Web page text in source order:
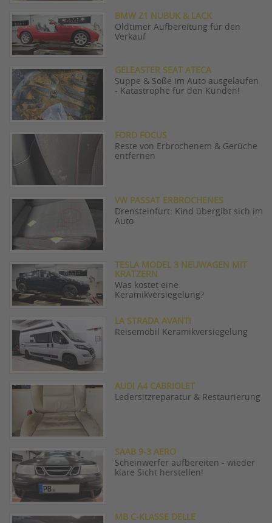
BMW Z1 NUBUK & LACK
Oldtimer Aufbereitung für den
Verkauf
GELEASTER SEAT ATECA
Suppe & Soße im Auto ausgelaufen
- Katastrophe für den Kunden!
FORD FOCUS
Reste von Erbrochenem & Gerüche
entfernen
VW PASSAT ERBROCHENES
Drensteinfurt: Kind übergibt sich im
Auto
TESLA MODEL 3 NEUWAGEN MIT
KRATZERN
Was kostet eine
Keramikversiegelung?
LA STRADA AVANTI
Reisemobil Keramikversiegelung
AUDI A4 CABRIOLET
Ledersitzreparatur & Restaurierung
SAAB 9-3 AERO
Scheinwerfer aufbereiten - wieder
klare Sicht herstellen!
MB C-KLASSE DELLE